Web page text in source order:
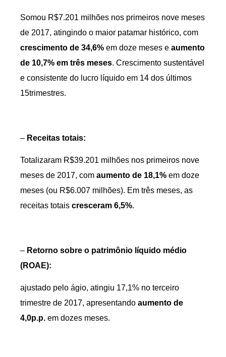
Somou R$7.201 milhões nos primeiros nove meses
de 2017, atingindo o maior patamar histórico, com
crescimento de 34,6% em doze meses e aumento
de 10,7% em três meses. Crescimento sustentável
e consistente do lucro líquido em 14 dos últimos
15trimestres.
– Receitas totais:
Totalizaram R$39.201 milhões nos primeiros nove
meses de 2017, com aumento de 18,1% em doze
meses (ou R$6.007 milhões). Em três meses, as
receitas totais cresceram 6,5%.
– Retorno sobre o patrimônio líquido médio
(ROAE):
ajustado pelo ágio, atingiu 17,1% no terceiro
trimestre de 2017, apresentando aumento de
4,0p.p. em dozes meses.